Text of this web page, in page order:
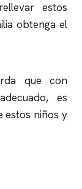
estos
obtenga el
que con
es
estos niños y